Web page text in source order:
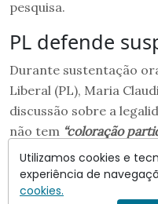
pesquisa.
PL defende
Durante sustentação
Liberal (PL), Maria
discussão sobre a
não tem “coloração
Utilizamos cookies e
experiência de
cookies.